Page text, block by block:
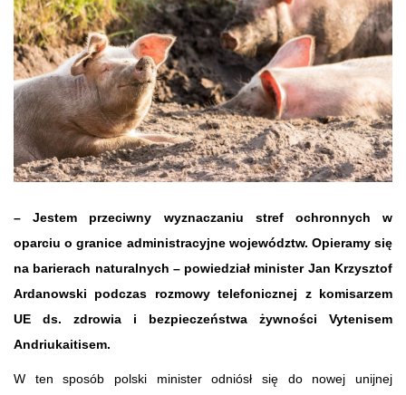
– Jestem przeciwny wyznaczaniu stref ochronnych w
oparciu o granice administracyjne województw. Opieramy się
na barierach naturalnych – powiedział minister Jan Krzysztof
Ardanowski podczas rozmowy telefonicznej z komisarzem
UE ds. zdrowia i bezpieczeństwa żywności Vytenisem
Andriukaitisem.
W ten sposób polski minister odniósł się do nowej unijnej